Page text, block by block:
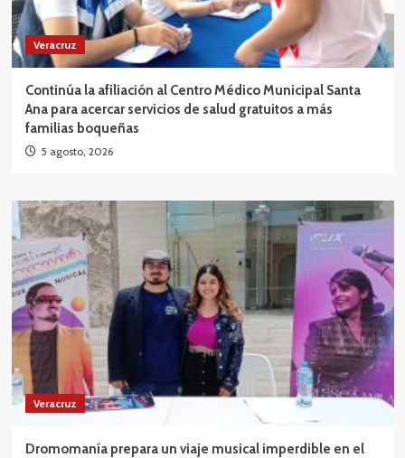
Veracruz
Continúa la afiliación al Centro Médico Municipal Santa
Ana para acercar servicios de salud gratuitos a más
familias boqueñas
5 agosto, 2026
Veracruz
Dromomanía prepara un viaje musical imperdible en el